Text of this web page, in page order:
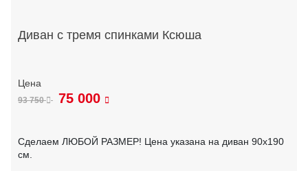
Диван с тремя спинками Ксюша
93 750 75 000
Сделаем ЛЮБОЙ РАЗМЕР! Цена указана на диван 90х190
см.